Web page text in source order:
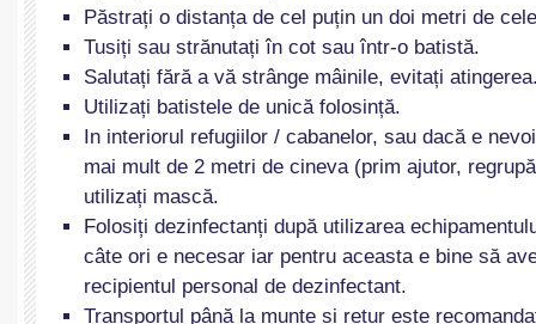
Păstrați o distanța de cel puțin un doi metri de
Tusiți sau strănutați în cot sau într-o batistă.
Salutați fără a vă strânge mâinile, evitați
Utilizați batistele de unică folosință.
In interiorul refugiilor / cabanelor, sau dacă e
mai mult de 2 metri de cineva (prim ajutor,
utilizați mască.
Folosiți dezinfectanți după utilizarea
câte ori e necesar iar pentru aceasta e bine să
recipientul personal de dezinfectant.
Transportul până la munte si retur este